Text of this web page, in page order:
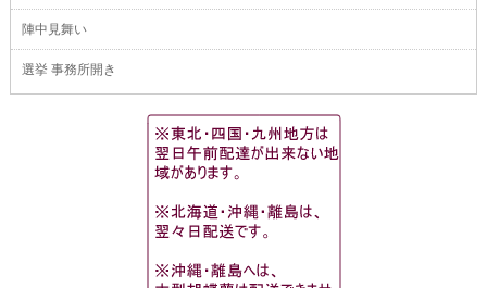
陣中見舞い
選挙 事務所開き